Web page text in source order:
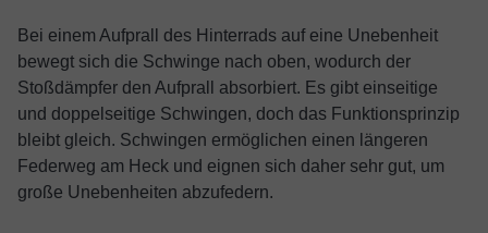
Bei einem Aufprall des Hinterrads auf eine Unebenheit
bewegt sich die Schwinge nach oben, wodurch der
Stoßdämpfer den Aufprall absorbiert. Es gibt einseitige
und doppelseitige Schwingen, doch das Funktionsprinzip
bleibt gleich. Schwingen ermöglichen einen längeren
Federweg am Heck und eignen sich daher sehr gut, um
große Unebenheiten abzufedern.